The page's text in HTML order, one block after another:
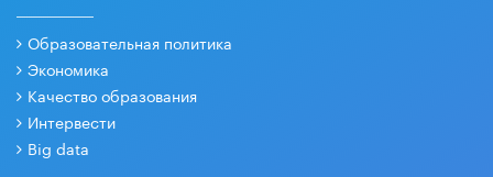
Образовательная политика
Экономика
Качество образования
Интервести
Big data